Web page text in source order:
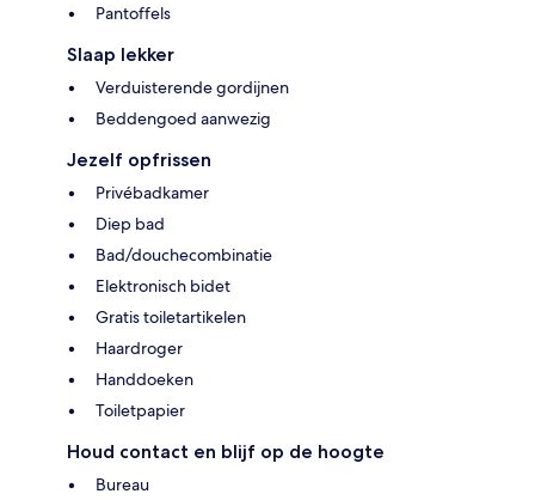
Pantoffels
Slaap lekker
Verduisterende gordijnen
Beddengoed aanwezig
Jezelf opfrissen
Privébadkamer
Diep bad
Bad/douchecombinatie
Elektronisch bidet
Gratis toiletartikelen
Haardroger
Handdoeken
Toiletpapier
Houd contact en blijf op de hoogte
Bureau